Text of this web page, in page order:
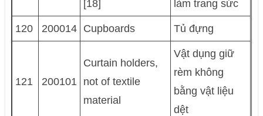
[18]
làm trang sức
120 200014 Cupboards Tủ đựng
121 200101
Curtain holders,
not of textile
material
Vật dụng giữ
rèm không
bằng vật liệu
dệt